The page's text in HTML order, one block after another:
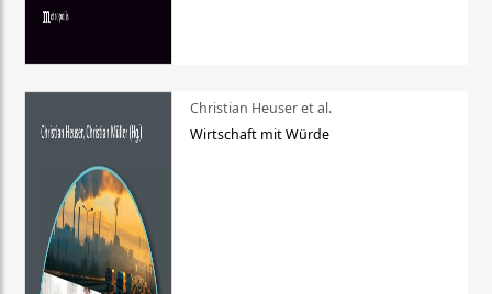
Christian Heuser et al.
Wirtschaft mit Würde